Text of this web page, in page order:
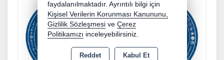
faydalanılmaktadır. Ayrıntılı bilgi için
Kişisel Verilerin Korunması Kanununu,
Gizlilik Sözleşmesi ve Çerez
Politikamızı inceleyebilirsiniz.
Reddet Kabul Et